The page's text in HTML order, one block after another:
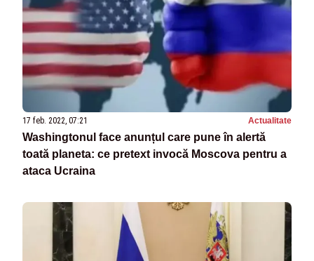
17 feb. 2022, 07:21 Actualitate
Washingtonul face anunțul care pune în alertă
toată planeta: ce pretext invocă Moscova pentru a
ataca Ucraina